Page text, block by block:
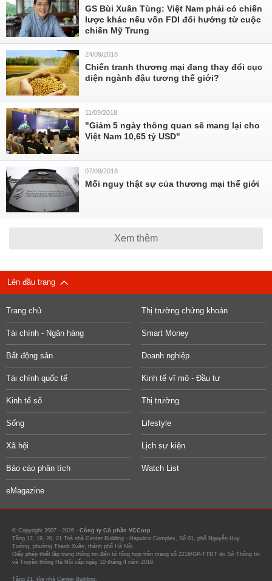
GS Bùi Xuân Tùng: Việt Nam phải có chiến
lược khác nếu vốn FDI đổi hướng từ cuộc
chiến Mỹ Trung
24/09/2018
Chiến tranh thương mại đang thay đổi cục
diện ngành đậu tương thế giới?
11/09/2018
"Giảm 5 ngày thông quan sẽ mang lại cho
Việt Nam 10,65 tỷ USD"
07/09/2018
Mối nguy thật sự của thương mại thế giới
Xem thêm
Lên đầu trang
Trang chủ Thị trường chứng khoán
Tài chính - Ngân hàng Smart Money
Bất động sản Doanh nghiệp
Tài chính quốc tế Kinh tế vĩ mô - Đầu tư
Kinh tế số Thị trường
Sống Lifestyle
Xã hội Lịch sự kiện
Báo cáo phân tích Watch List
eMagazine
© Copyright 2007 - 2026 - Công ty Cổ phần VCCorp.
Tầng 17, 19, 20, 21 Toà nhà Center Building - Hapulico Complex, Số 01, phố Nguyễn Huy
Tưởng, phường Thanh Xuân, thành phố Hà Nội
Giấy phép thiết lập trang thông tin điện tử tổng hợp trên mạng số 2216/GP-TTĐT do Sở Thông tin
và Truyền thông Hà Nội cấp ngày 10 tháng 4 năm 2019.
Tầng 21, tòa nhà Center Building.